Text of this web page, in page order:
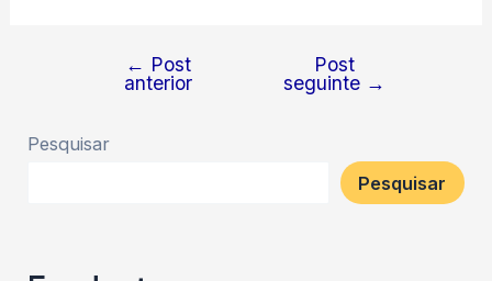
Navegação
Post
← Post
anterior
Post
seguinte →
Pesquisar
Pesquisar